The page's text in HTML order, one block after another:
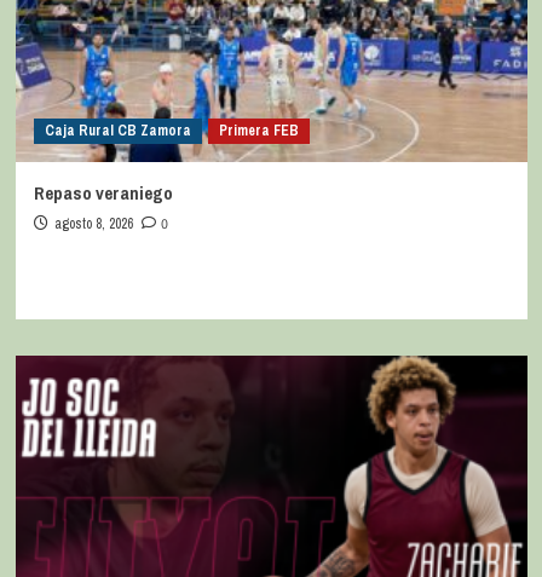
Caja Rural CB Zamora Primera FEB
Repaso veraniego
agosto 8, 2026 0